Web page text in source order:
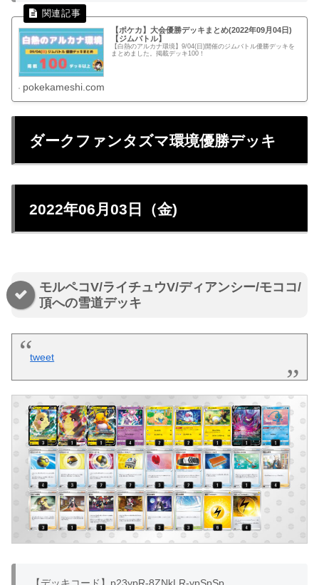
【ポケカ】大会優勝デッキまとめ(2022年09月04日)
【ジムバトル】
【白熱のアルカナ環境】9/04(日)開催のジムバトル優勝デッキを
まとめました。掲載デッキ100！
pokekameshi.com
ダークファンタズマ環境優勝デッキ
2022年06月03日（金)
モルペコV/ライチュウV/ディアンシー/モココ/
頂への雪道デッキ
tweet
【デッキコード】p23ypR-8ZNkLR-ypSpSp